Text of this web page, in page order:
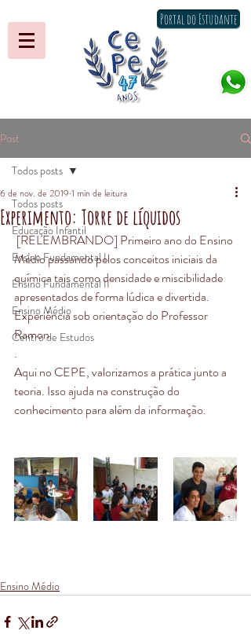
Portal do Estudante
Post
Todos posts
Educação Infantil
Ensino Fundamental I
Ensino Fundamental II
Ensino Médio
Centro de Estudos
Todos posts
Experimento: Torre de líquidos
6 de nov. de 2019 1 min de leitura
[RELEMBRANDO] Primeiro ano do Ensino
Médio passando pelos conceitos iniciais da
química tais como densidade e miscibilidade
apresentados de forma lúdica e divertida.
Experiência sob orientação do Professor
Ramon.
.
Aqui no CEPE, valorizamos a prática junto a
teoria. Isso ajuda na construção do
conhecimento para além da informação.
Ensino Médio